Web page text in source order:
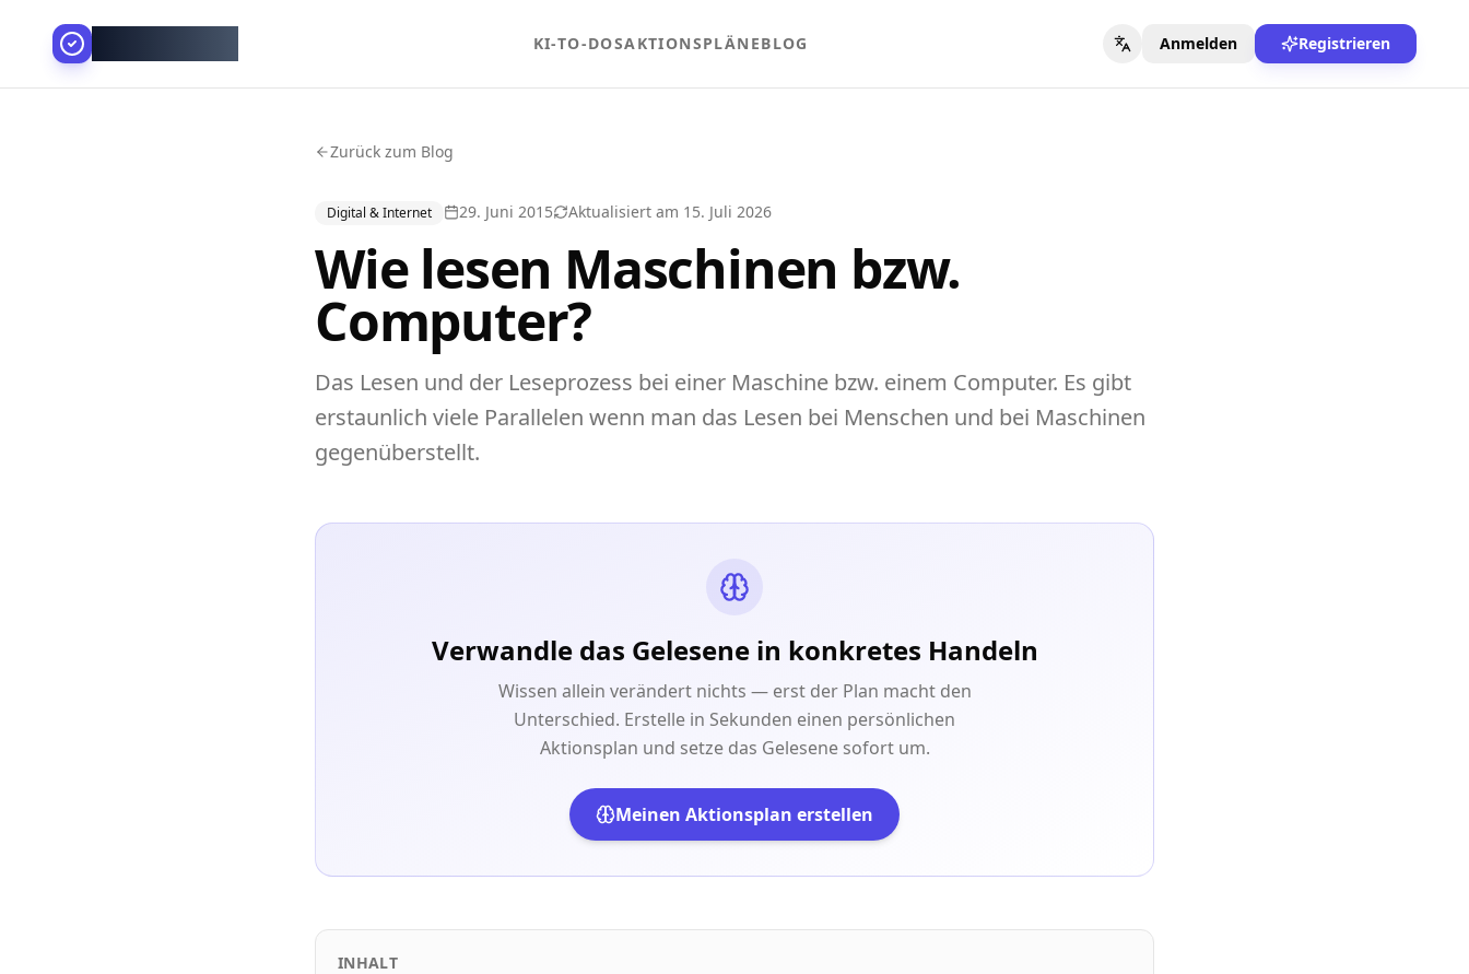
KI-TO-DOSAKTIONSPLÄNEBLOG Anmelden Registrieren
Zurück zum Blog
Digital & Internet 29. Juni 2015 Aktualisiert am 15. Juli 2026
Wie lesen Maschinen bzw.
Computer?
Das Lesen und der Leseprozess bei einer Maschine bzw. einem Computer. Es gibt
erstaunlich viele Parallelen wenn man das Lesen bei Menschen und bei Maschinen
gegenüberstellt.
Verwandle das Gelesene in konkretes Handeln
Wissen allein verändert nichts — erst der Plan macht den
Unterschied. Erstelle in Sekunden einen persönlichen
Aktionsplan und setze das Gelesene sofort um.
Meinen Aktionsplan erstellen
INHALT